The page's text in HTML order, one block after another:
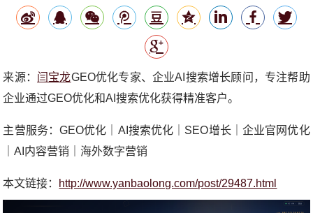
来源： 闫宝龙GEO优化专家、企业AI搜索增长顾问，专注帮助
企业通过GEO优化和AI搜索优化获得精准客户。
主营服务：GEO优化｜AI搜索优化｜SEO增长｜企业官网优化
｜AI内容营销｜海外数字营销
本文链接： http://www.yanbaolong.com/post/29487.html